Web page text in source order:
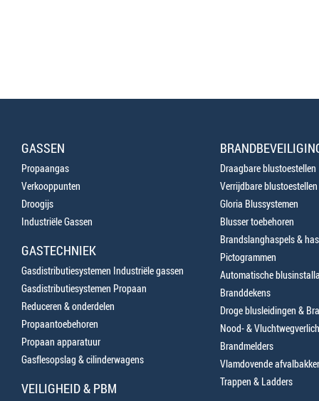
GASSEN
Propaangas
Verkooppunten
Droogijs
Industriële Gassen
GASTECHNIEK
Gasdistributiesystemen Industriële gassen
Gasdistributiesystemen Propaan
Reduceren & onderdelen
Propaantoebehoren
Propaan apparatuur
Gasflesopslag & cilinderwagens
VEILIGHEID & PBM
Draagbare blustoestellen
Verrijdbare blustoestellen
Gloria Blussystemen
Blusser toebehoren
Brandslanghaspels &
Pictogrammen
Automatische
Branddekens
Droge blusleidingen &
Nood- &
Brandmelders
Vlamdovende
Trappen & Ladders